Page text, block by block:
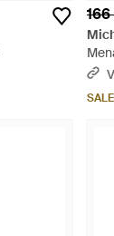
SALE